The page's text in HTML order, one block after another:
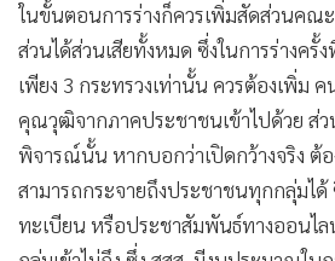
ในขั้นตอนการร่างก็ควรเพิ่มสัดส่วนคณ
ส่วนได้ส่วนเสียทั้งหมด ซึ่งในการร่างครั้
เพียง 3 กระทรวงเท่านั้น ควรต้องเพิ่ม
คุณวุฒิจากภาคประชาชนเข้าไปด้วย ส่
พิจารณ์นั้น หากบอกว่าเปิดกว้างจริง ต้
สามารถกระจายถึงประชาชนทุกกลุ่มได้
ทะเบียน หรือประชาสัมพันธ์ทางออนไ